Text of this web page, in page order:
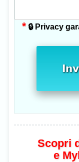
*🔒 Privacy
Scopri
e